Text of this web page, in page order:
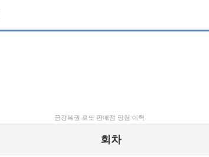
금강복권 로또 판매점 당첨 이력
회차